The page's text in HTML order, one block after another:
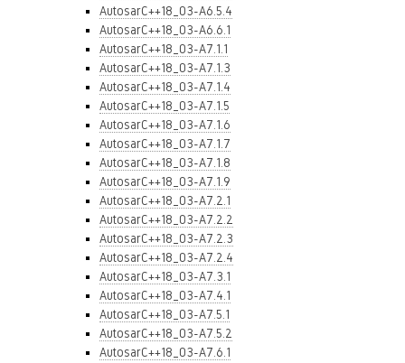
AutosarC++18_03-A6.5.4
AutosarC++18_03-A6.6.1
AutosarC++18_03-A7.1.1
AutosarC++18_03-A7.1.3
AutosarC++18_03-A7.1.4
AutosarC++18_03-A7.1.5
AutosarC++18_03-A7.1.6
AutosarC++18_03-A7.1.7
AutosarC++18_03-A7.1.8
AutosarC++18_03-A7.1.9
AutosarC++18_03-A7.2.1
AutosarC++18_03-A7.2.2
AutosarC++18_03-A7.2.3
AutosarC++18_03-A7.2.4
AutosarC++18_03-A7.3.1
AutosarC++18_03-A7.4.1
AutosarC++18_03-A7.5.1
AutosarC++18_03-A7.5.2
AutosarC++18_03-A7.6.1